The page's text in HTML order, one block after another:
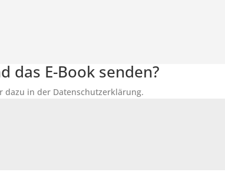
das E-Book senden?
dazu in der Datenschutzerklärung.